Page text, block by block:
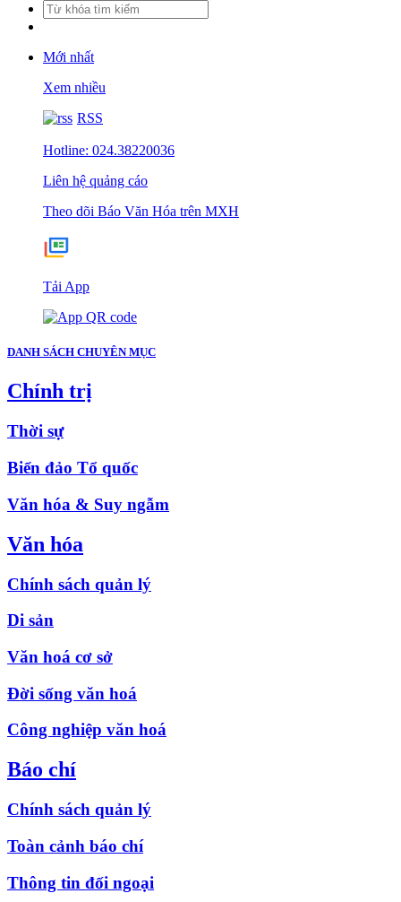
Mới nhất
Xem nhiều
RSS
Hotline: 024.38220036
Liên hệ quảng cáo
Theo dõi Báo Văn Hóa trên MXH
Tải App
DANH SÁCH CHUYÊN MỤC
Chính trị
Thời sự
Biển đảo Tổ quốc
Văn hóa & Suy ngẫm
Văn hóa
Chính sách quản lý
Di sản
Văn hoá cơ sở
Đời sống văn hoá
Công nghiệp văn hoá
Báo chí
Chính sách quản lý
Toàn cảnh báo chí
Thông tin đối ngoại